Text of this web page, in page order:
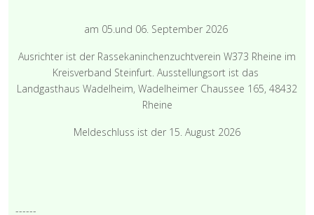
am 05.und 06. September 2026
Ausrichter ist der Rassekaninchenzuchtverein W373 Rheine im
Kreisverband Steinfurt. Ausstellungsort ist das
Landgasthaus Wadelheim, Wadelheimer Chaussee 165, 48432
Rheine
Meldeschluss ist der 15. August 2026
------